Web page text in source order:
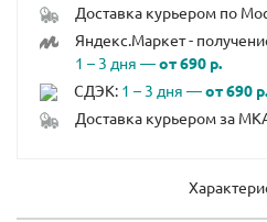
Доставка курьером по
Яндекс.Маркет -
1 – 3 дня —от 690 р.
СДЭК: 1 – 3 дня —от 690 р.
Доставка курьером за